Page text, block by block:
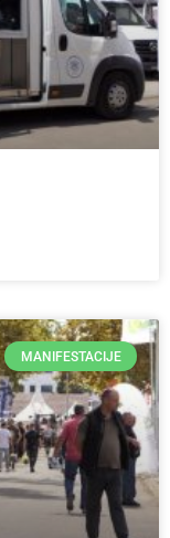
MANIFESTACIJE